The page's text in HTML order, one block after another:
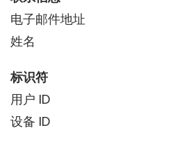
电子邮件地址
姓名
标识符
用户 ID
设备 ID